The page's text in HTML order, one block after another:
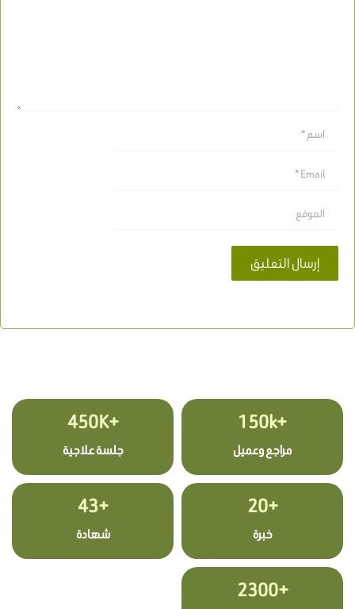
+150k
مراجع وعميل
+450K
جلسة علاجية
+20
خبرة
+43
شهادة
+2300